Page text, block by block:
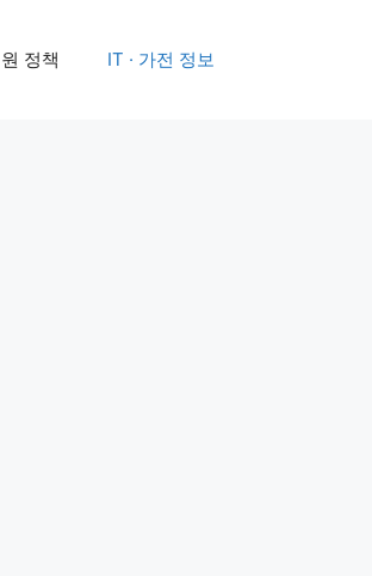
정책 IT · 가전 정보